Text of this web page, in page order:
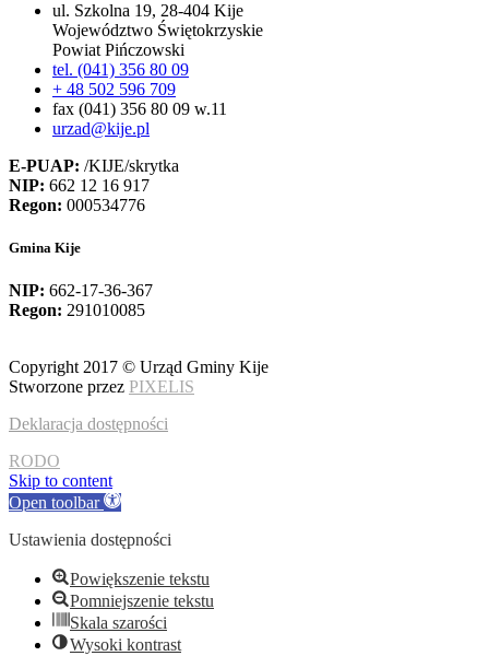
ul. Szkolna 19, 28-404 Kije
Województwo Świętokrzyskie
Powiat Pińczowski
tel. (041) 356 80 09
+ 48 502 596 709
fax (041) 356 80 09 w.11
urzad@kije.pl
E-PUAP: /KIJE/skrytka
NIP: 662 12 16 917
Regon: 000534776
Gmina Kije
NIP: 662-17-36-367
Regon: 291010085
Copyright 2017 © Urząd Gminy Kije
Stworzone przez PIXELIS
Deklaracja dostępności
RODO
Skip to content
Open toolbar
Ustawienia dostępności
Powiększenie tekstu
Pomniejszenie tekstu
Skala szarości
Wysoki kontrast